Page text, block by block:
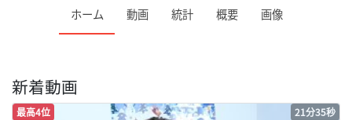
ホーム 動画 統計 概要 画像
新着動画
最高4位 21分35秒